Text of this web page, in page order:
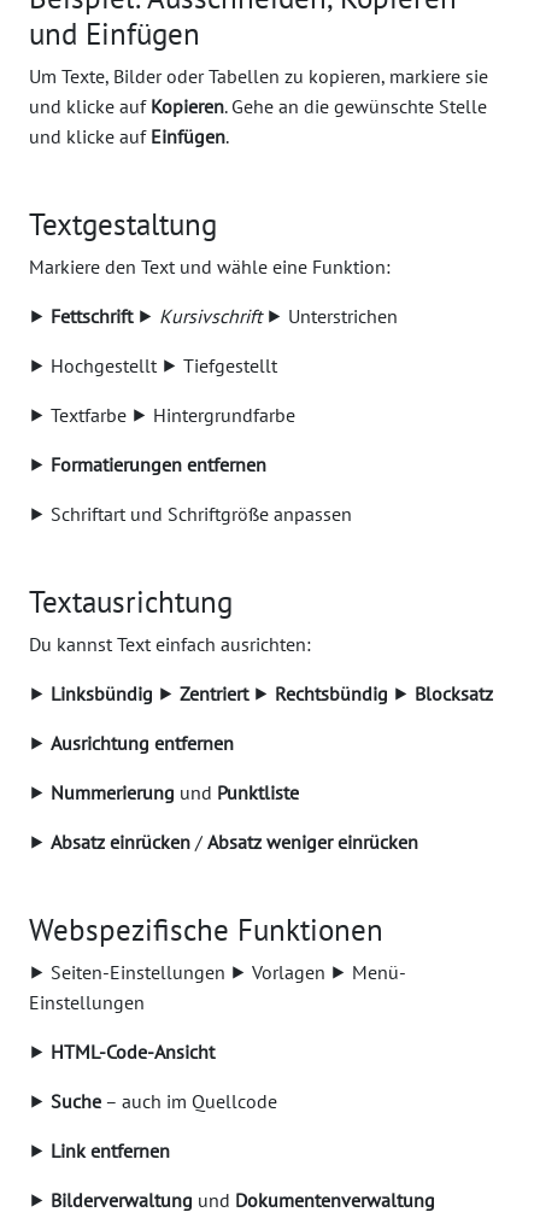
und Einfügen
Um Texte, Bilder oder Tabellen zu kopieren, markiere sie
und klicke auf Kopieren. Gehe an die gewünschte Stelle
und klicke auf Einfügen.
Textgestaltung
Markiere den Text und wähle eine Funktion:
⯈ Fettschrift⯈ Kursivschrift⯈ Unterstrichen
⯈ Hochgestellt ⯈ Tiefgestellt
⯈ Textfarbe ⯈ Hintergrundfarbe
⯈ Formatierungen entfernen
⯈ Schriftart und Schriftgröße anpassen
Textausrichtung
Du kannst Text einfach ausrichten:
⯈ Linksbündig ⯈ Zentriert⯈ Rechtsbündig ⯈ Blocksatz
⯈ Ausrichtung entfernen
⯈ Nummerierung und Punktliste
⯈ Absatz einrücken / Absatz weniger einrücken
Webspezifische Funktionen
⯈ Seiten-Einstellungen ⯈ Vorlagen ⯈ Menü-
Einstellungen
⯈ HTML-Code-Ansicht
⯈ Suche – auch im Quellcode
⯈ Link entfernen
⯈ Bilderverwaltung und Dokumentenverwaltung